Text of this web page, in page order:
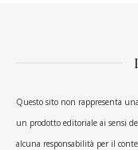
Questo sito non rappresenta
un prodotto editoriale ai sensi
alcuna responsabilità per il